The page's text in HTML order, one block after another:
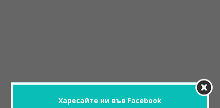
Харесайте ни във Facebook